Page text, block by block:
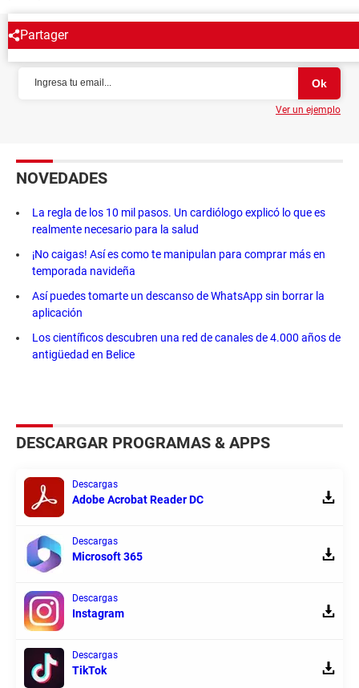
Partager
NEWSLETTER
Ver un ejemplo
NOVEDADES
La regla de los 10 mil pasos. Un cardiólogo explicó lo que es
realmente necesario para la salud
¡No caigas! Así es como te manipulan para comprar más en
temporada navideña
Así puedes tomarte un descanso de WhatsApp sin borrar la
aplicación
Los científicos descubren una red de canales de 4.000 años de
antigüedad en Belice
DESCARGAR PROGRAMAS & APPS
Descargas
Adobe Acrobat Reader DC
Descargas
Microsoft 365
Descargas
Instagram
Descargas
TikTok